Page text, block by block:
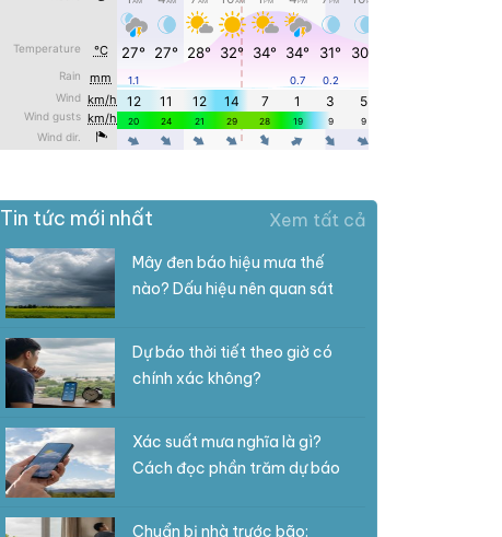
Tin tức mới nhất Xem tất cả
Mây đen báo hiệu mưa thế
nào? Dấu hiệu nên quan sát
Dự báo thời tiết theo giờ có
chính xác không?
Xác suất mưa nghĩa là gì?
Cách đọc phần trăm dự báo
Chuẩn bị nhà trước bão: